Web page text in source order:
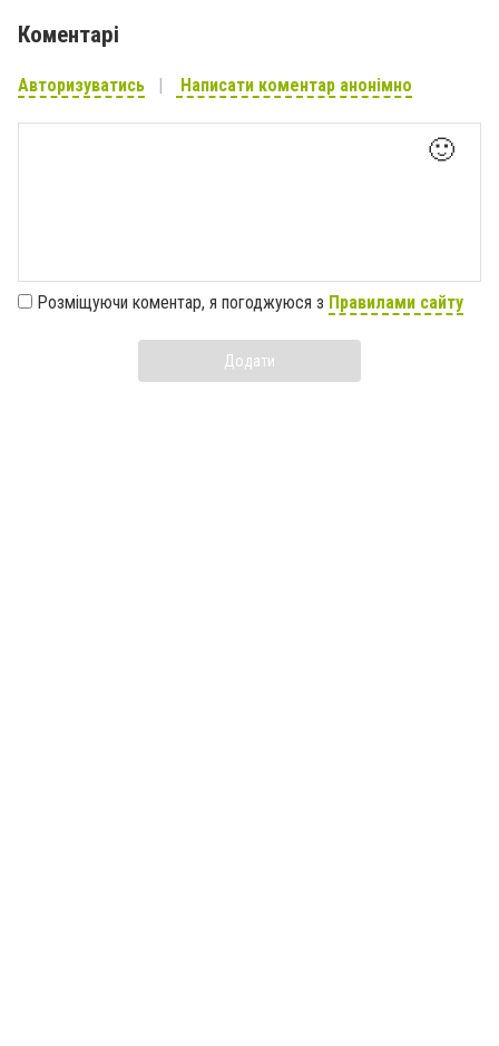
Коментарі
Авторизуватись Написати коментар анонімно
🙂
Розміщуючи коментар, я погоджуюся з Правилами сайту
Додати